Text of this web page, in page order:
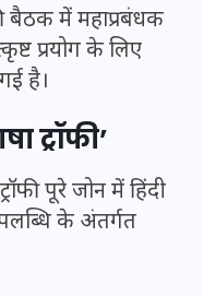
बैठक में महाप्रबंधक
प्रयोग के लिए
है।
ट्रॉफी’
पूरे जोन में हिंदी
के अंतर्गत
लैंडिंग में
और
फंसा पेंच,